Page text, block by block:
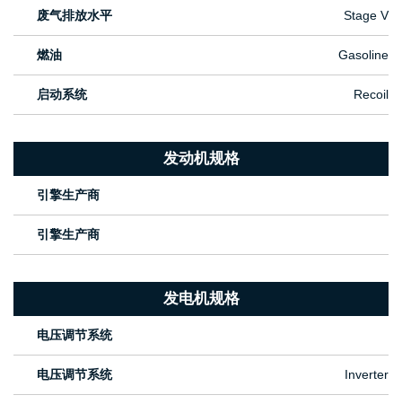
废气排放水平 Stage V
燃油 Gasoline
启动系统 Recoil
发动机规格
引擎生产商
引擎生产商
发电机规格
电压调节系统
电压调节系统 Inverter